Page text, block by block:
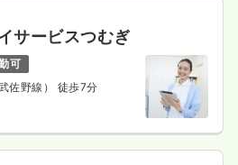
サービスつむぎ
可
佐野線） 徒歩7分